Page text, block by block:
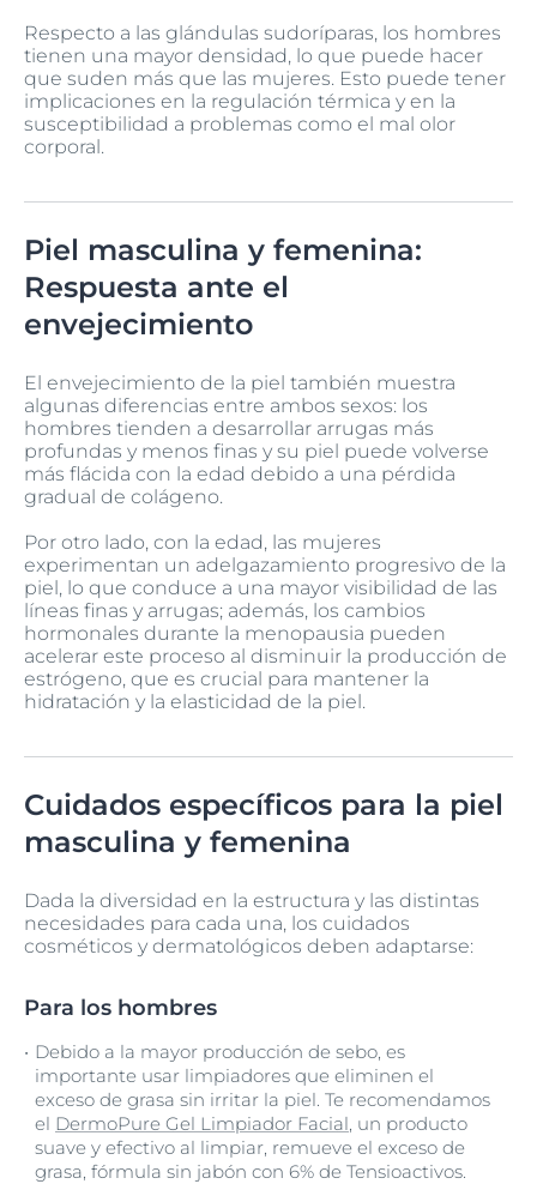
Respecto a las glándulas sudoríparas, los hombres
tienen una mayor densidad, lo que puede hacer
que suden más que las mujeres. Esto puede tener
implicaciones en la regulación térmica y en la
susceptibilidad a problemas como el mal olor
corporal.
Piel masculina y femenina:
Respuesta ante el
envejecimiento
El envejecimiento de la piel también muestra
algunas diferencias entre ambos sexos: los
hombres tienden a desarrollar arrugas más
profundas y menos finas y su piel puede volverse
más flácida con la edad debido a una pérdida
gradual de colágeno.
Por otro lado, con la edad, las mujeres
experimentan un adelgazamiento progresivo de la
piel, lo que conduce a una mayor visibilidad de las
líneas finas y arrugas; además, los cambios
hormonales durante la menopausia pueden
acelerar este proceso al disminuir la producción de
estrógeno, que es crucial para mantener la
hidratación y la elasticidad de la piel.
Cuidados específicos para la piel
masculina y femenina
Dada la diversidad en la estructura y las distintas
necesidades para cada una, los cuidados
cosméticos y dermatológicos deben adaptarse:
Para los hombres
Debido a la mayor producción de sebo, es
importante usar limpiadores que eliminen el
exceso de grasa sin irritar la piel. Te recomendamos
el DermoPure Gel Limpiador Facial, un producto
suave y efectivo al limpiar, remueve el exceso de
grasa, fórmula sin jabón con 6% de Tensioactivos.